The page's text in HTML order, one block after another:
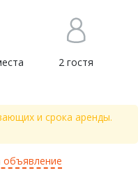
2 гостя
и срока аренды.